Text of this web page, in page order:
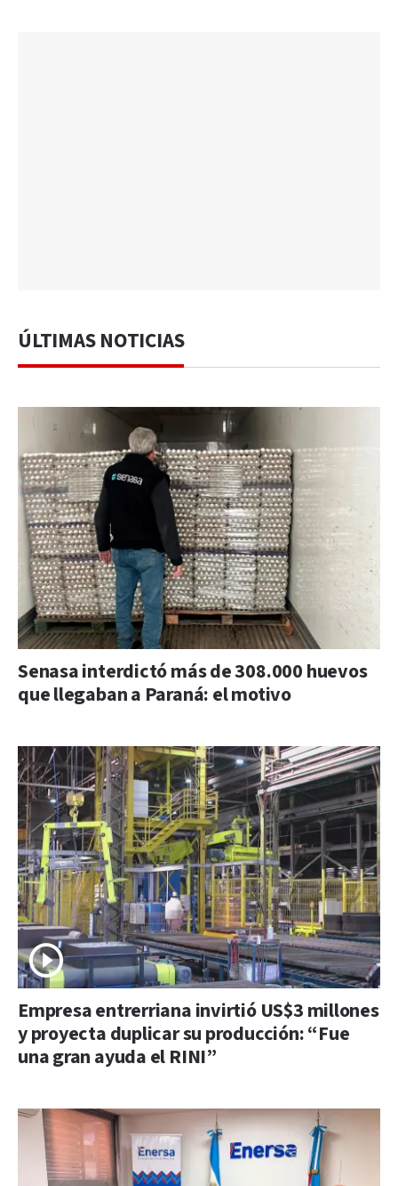
ÚLTIMAS NOTICIAS
Senasa interdictó más de 308.000 huevos
que llegaban a Paraná: el motivo
Empresa entrerriana invirtió US$3 millones
y proyecta duplicar su producción: “Fue
una gran ayuda el RINI”